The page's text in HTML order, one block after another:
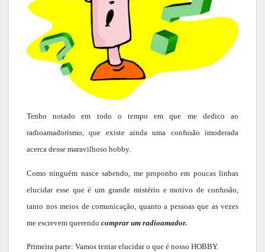
Tenho notado em todo o tempo em que me dedico ao
radioamadorismo, que existe ainda uma confusão imoderada
acerca desse maravilhoso hobby.
Como ninguém nasce sabendo, me proponho em poucas linhas
elucidar esse que é um grande mistério e motivo de confusão,
tanto nos meios de comunicação, quanto a pessoas que as vezes
me escrevem querendo comprar um radioamador.
Primeira parte: Vamos tentar elucidar o que é nosso HOBBY.